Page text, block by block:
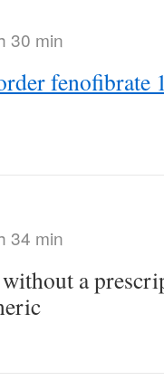
30 min
fenofibrate
34 min
a